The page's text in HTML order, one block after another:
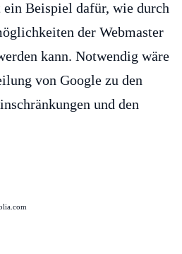
Beispiel dafür, wie durch
der Webmaster
kann. Notwendig wäre
von Google zu den
und den